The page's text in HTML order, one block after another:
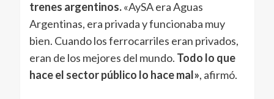
trenes argentinos.«AySA era Aguas
Argentinas, era privada y funcionaba muy
bien. Cuando los ferrocarriles eran privados,
eran de los mejores del mundo. Todo lo que
hace el sector público lo hace mal», afirmó.